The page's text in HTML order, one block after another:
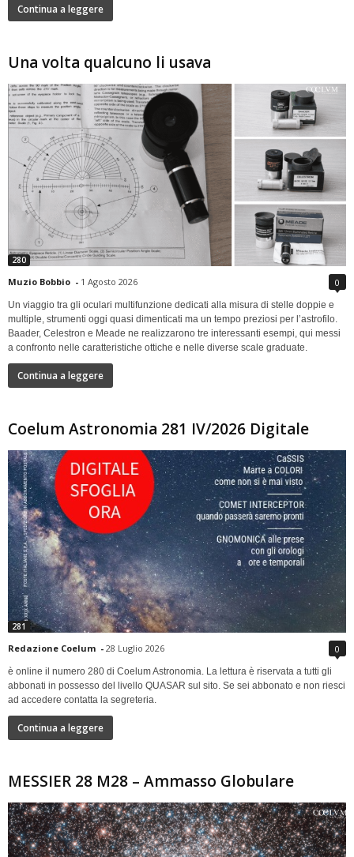
Continua a leggere
Una volta qualcuno li usava
280
Muzio Bobbio - 1 Agosto 2026 0
Un viaggio tra gli oculari multifunzione dedicati alla misura di stelle doppie e
multiple, strumenti oggi quasi dimenticati ma un tempo preziosi per l’astrofilo.
Baader, Celestron e Meade ne realizzarono tre interessanti esempi, qui messi
a confronto nelle caratteristiche ottiche e nelle diverse scale graduate.
Continua a leggere
Coelum Astronomia 281 IV/2026 Digitale
281
Redazione Coelum - 28 Luglio 2026 0
è online il numero 280 di Coelum Astronomia. La lettura è riservata a tutti gli
abbonati in possesso del livello QUASAR sul sito. Se sei abbonato e non riesci
ad accedere contatta la segreteria.
Continua a leggere
MESSIER 28 M28 – Ammasso Globulare